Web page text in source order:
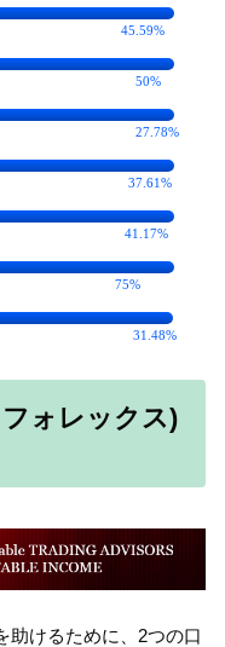
ォレックス)
助けるために、2つの口